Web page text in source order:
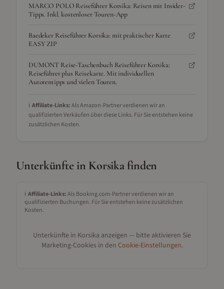
MARCO POLO Reiseführer Korsika: Reisen mit Insider-
Tipps. Inkl. kostenloser Touren-App
Baedeker Reiseführer Korsika: mit praktischer Karte
EASY ZIP
DUMONT Reise-Taschenbuch Reiseführer Korsika:
Reiseführer plus Reisekarte. Mit individuellen
Autorentipps und vielen Touren.
ℹ️ Affiliate-Links:Als Amazon-Partner verdienen wir an
qualifizierten Verkäufen über diese Links. Für Sie entstehen keine
zusätzlichen Kosten.
Unterkünfte in Korsikafinden
ℹ️ Affiliate-Links:Als Booking.com-Partner verdienen wir an
qualifizierten Buchungen. Für Sie entstehen keine zusätzlichen
Kosten.
Unterkünfte in Korsika anzeigen — bitte aktivieren Sie
Marketing-Cookies in den Cookie-Einstellungen.